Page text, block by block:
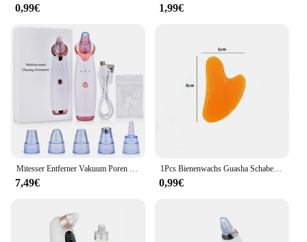
0,99€ 1,99€
Mitesser Entferner Vakuum Poren Reiniger Gesicht Reinigung Pinsel Ance Pickel Schwarze Punkte Spot Extractor Nano Gesichts Sprayer Dampfer
7,49€
1Pcs Bienenwachs Guasha Schaben Massage Schaber Gesicht Massager Akupunktur Gua Sha Bord Akupunkturpunkt Gesicht Augen Pflege SPA Massage Werkzeug
0,99€